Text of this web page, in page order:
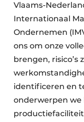
Vlaams-
Internationaal
Ondernemen
ons om onze
brengen, risico’s
identificeren en
onderwerpen we